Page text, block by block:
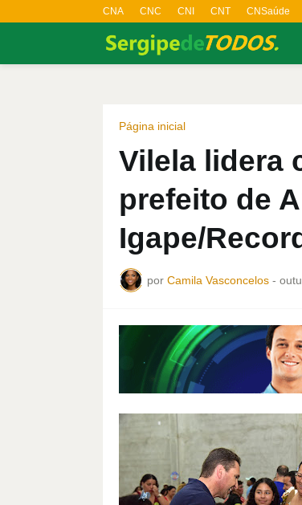
CNA CNC CNI CNT CNSaúde
Página inicial
Vilela lidera
prefeito de
Igape/
por Camila Vasconcelos -